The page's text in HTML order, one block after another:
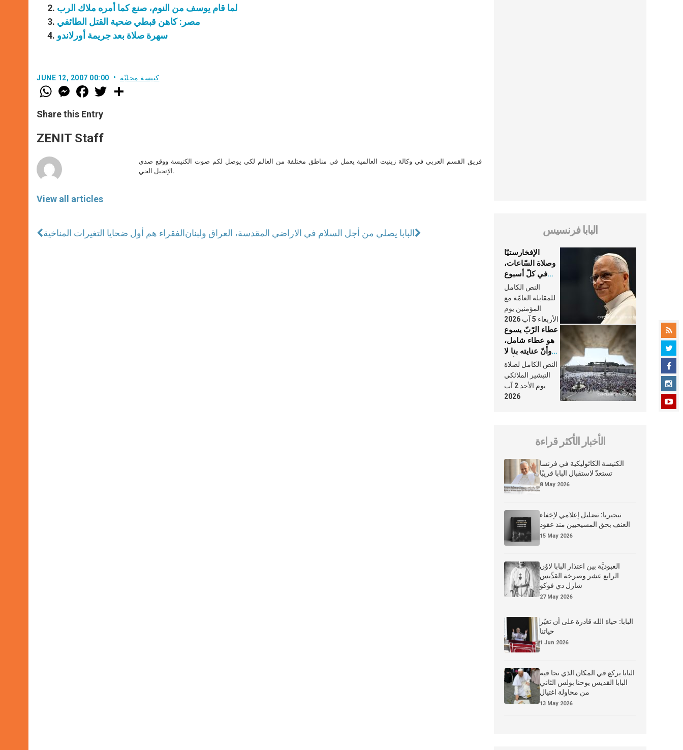
لما قام يوسف من النوم، صنع كما أمره ملاك الرب
مصر: كاهن قبطي ضحية القتل الطائفي
سهرة صلاة بعد جريمة أورلاندو
JUNE 12, 2007 00:00 كنيسة محليّة
W
h
t
s
p
p
M
e
s
e
g
e
F
a
e
b
o
k
w
Share this Entry
ZENIT Staff
View all articles
فريق القسم العربي في وكالة زينيت العالمية يعمل في مناطق مختلفة من العالم لكي يوصل لكم صوت الكنيسة ووقع صدى
الإنجيل الحي.
الفقراء هم أول ضحايا التغيرات المناخيةالبابا يصلي من أجل السلام في الاراضي المقدسة، العراق ولبنان البابا فرنسيس
الإفخارستيّا
وصلاة السّاعات،
في كلّ أسبوع
وكلّ يوم، هما
النَّفَس في حياة
الكنيسة
النص الكامل
للمقابلة العامّة مع
المؤمنين يوم
الأربعاء 5 آب 2026
عطاء الرّبّ يسوع
هو عطاء شامل،
وأنّ عنايته بنا لا
تغيب عنّا أبدًا
النص الكامل لصلاة
التبشير الملائكي
يوم الأحد 2 آب
2026
الأخبار الأكثر قراءة
الكنيسة الكاثوليكية في فرنسا
تستعدّ لاستقبال البابا قريبًا
8 May 2026
نيجيريا: تضليل إعلامي لإخفاء
العنف بحق المسيحيين منذ عقود
15 May 2026
العبوديَّة بين اعتذار البابا لاوُن
الرابع عشر وصرخة القدِّيس
شارل دي فوكو
27 May 2026
البابا: حياة الله قادرة على أن تغيّر
حياتنا
1 Jun 2026
البابا يركع في المكان الذي نجا فيه
البابا القديس يوحنا بولس الثاني
من محاولة اغتيال
13 May 2026